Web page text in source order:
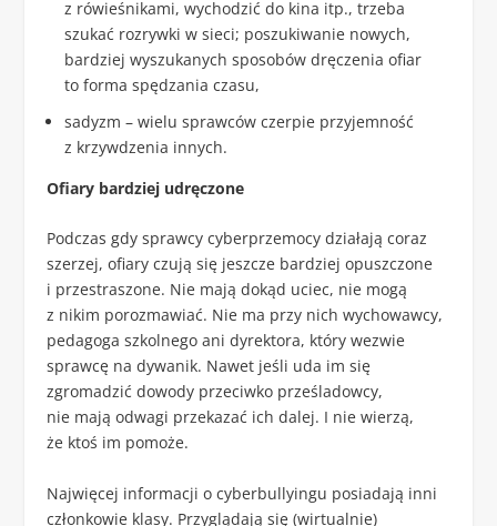
z rówieśnikami, wychodzić do kina itp., trzeba
szukać rozrywki w sieci; poszukiwanie nowych,
bardziej wyszukanych sposobów dręczenia ofiar
to forma spędzania czasu,
sadyzm – wielu sprawców czerpie przyjemność
z krzywdzenia innych.
Ofiary bardziej udręczone
Podczas gdy sprawcy cyberprzemocy działają coraz
szerzej, ofiary czują się jeszcze bardziej opuszczone
i przestraszone. Nie mają dokąd uciec, nie mogą
z nikim porozmawiać. Nie ma przy nich wychowawcy,
pedagoga szkolnego ani dyrektora, który wezwie
sprawcę na dywanik. Nawet jeśli uda im się
zgromadzić dowody przeciwko prześladowcy,
nie mają odwagi przekazać ich dalej. I nie wierzą,
że ktoś im pomoże.
Najwięcej informacji o cyberbullyingu posiadają inni
członkowie klasy. Przyglądają się (wirtualnie)